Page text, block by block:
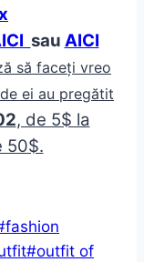
sau AICI
să faceți vreo
ei au pregătit
, de 5$ la
50$.
fashion
#outfit of